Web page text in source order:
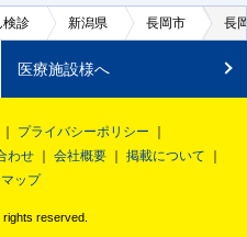
検診 新潟県 長岡市 長
医療施設様へ
プライバシーポリシー
わせ 会社概要
掲載について
ップ
reserved.